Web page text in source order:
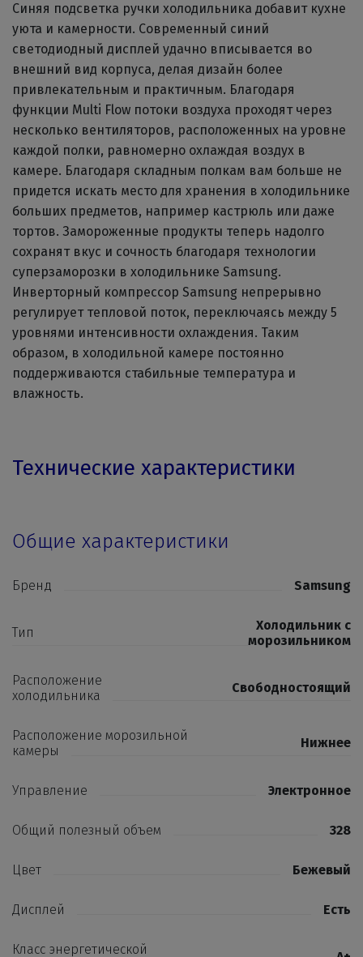
Синяя подсветка ручки холодильника добавит кухне
уюта и камерности. Современный синий
светодиодный дисплей удачно вписывается во
внешний вид корпуса, делая дизайн более
привлекательным и практичным. Благодаря
функции Multi Flow потоки воздуха проходят через
несколько вентиляторов, расположенных на уровне
каждой полки, равномерно охлаждая воздух в
камере. Благодаря складным полкам вам больше не
придется искать место для хранения в холодильнике
больших предметов, например кастрюль или даже
тортов. Замороженные продукты теперь надолго
сохранят вкус и сочность благодаря технологии
суперзаморозки в холодильнике Samsung.
Инверторный компрессор Samsung непрерывно
регулирует тепловой поток, переключаясь между 5
уровнями интенсивности охлаждения. Таким
образом, в холодильной камере постоянно
поддерживаются стабильные температура и
влажность.
Технические характеристики
Общие характеристики
Бренд Samsung
Тип
Холодильник с
морозильником
Расположение
холодильника
Свободностоящий
Расположение морозильной
камеры
Нижнее
Управление Электронное
Общий полезный объем 328
Цвет Бежевый
Дисплей Есть
Класс энергетической